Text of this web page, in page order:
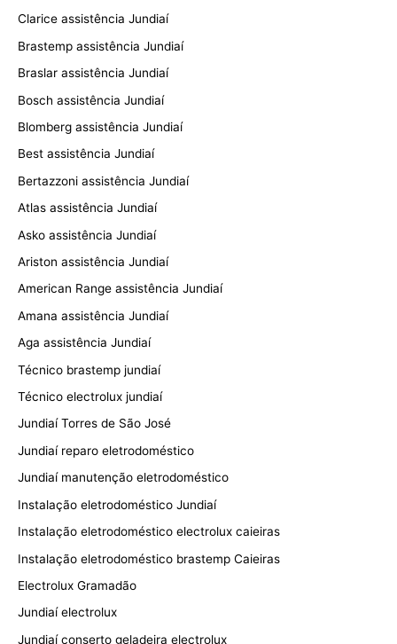
Clarice assistência Jundiaí
Brastemp assistência Jundiaí
Braslar assistência Jundiaí
Bosch assistência Jundiaí
Blomberg assistência Jundiaí
Best assistência Jundiaí
Bertazzoni assistência Jundiaí
Atlas assistência Jundiaí
Asko assistência Jundiaí
Ariston assistência Jundiaí
American Range assistência Jundiaí
Amana assistência Jundiaí
Aga assistência Jundiaí
Técnico brastemp jundiaí
Técnico electrolux jundiaí
Jundiaí Torres de São José
Jundiaí reparo eletrodoméstico
Jundiaí manutenção eletrodoméstico
Instalação eletrodoméstico Jundiaí
Instalação eletrodoméstico electrolux caieiras
Instalação eletrodoméstico brastemp Caieiras
Electrolux Gramadão
Jundiaí electrolux
Jundiaí conserto geladeira electrolux